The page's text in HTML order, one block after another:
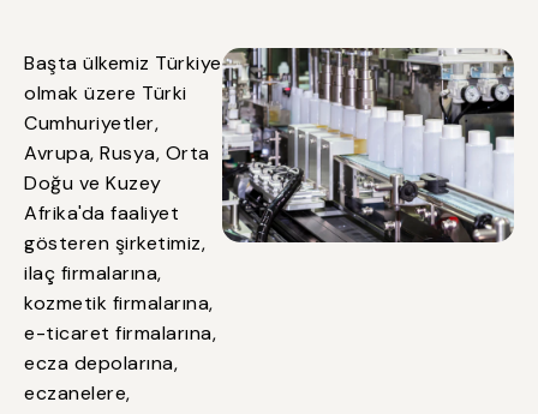
Başta ülkemiz Türkiye
olmak üzere Türki
Cumhuriyetler,
Avrupa, Rusya, Orta
Doğu ve Kuzey
Afrika'da faaliyet
gösteren şirketimiz,
ilaç firmalarına,
kozmetik firmalarına,
e-ticaret firmalarına,
ecza depolarına,
eczanelere,